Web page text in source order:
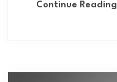
Continue Reading